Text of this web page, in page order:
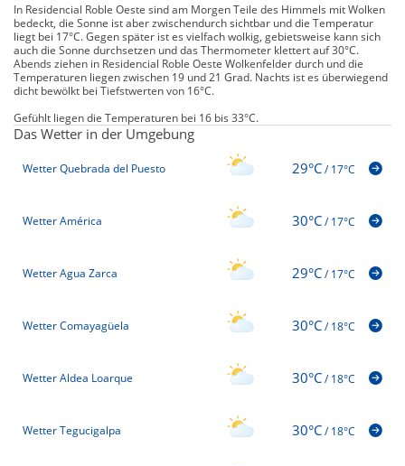
In Residencial Roble Oeste sind am Morgen Teile des Himmels mit Wolken
bedeckt, die Sonne ist aber zwischendurch sichtbar und die Temperatur
liegt bei 17°C. Gegen später ist es vielfach wolkig, gebietsweise kann sich
auch die Sonne durchsetzen und das Thermometer klettert auf 30°C.
Abends ziehen in Residencial Roble Oeste Wolkenfelder durch und die
Temperaturen liegen zwischen 19 und 21 Grad. Nachts ist es überwiegend
dicht bewölkt bei Tiefstwerten von 16°C.
Gefühlt liegen die Temperaturen bei 16 bis 33°C.
Das Wetter in der Umgebung
Wetter Quebrada del Puesto 29°C/17°C
Wetter América 30°C/17°C
Wetter Agua Zarca 29°C/17°C
Wetter Comayagüela 30°C/18°C
Wetter Aldea Loarque 30°C/18°C
Wetter Tegucigalpa 30°C/18°C